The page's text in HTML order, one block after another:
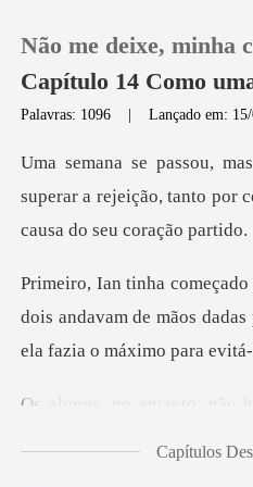
Loja
Histórico
Sair
Não me deixe, minha
Capítulo 14 Como
Palavras: 1096 |Lançado em:
superar a rejeição, tanto por
dois andavam de mãos
Capítulos